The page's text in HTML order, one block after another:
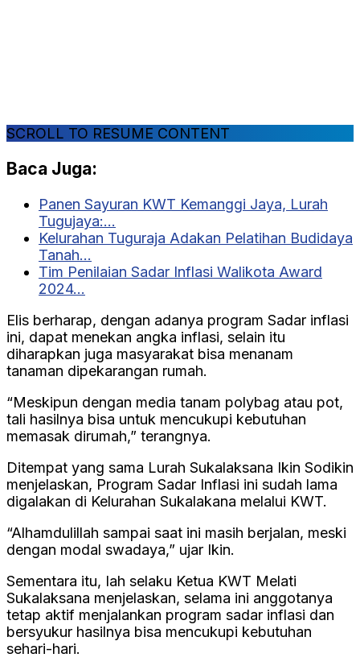
SCROLL TO RESUME CONTENT
Baca Juga:
Panen Sayuran KWT Kemanggi Jaya, Lurah
Tugujaya:…
Kelurahan Tuguraja Adakan Pelatihan Budidaya
Tanah…
Tim Penilaian Sadar Inflasi Walikota Award
2024…
Elis berharap, dengan adanya program Sadar inflasi
ini, dapat menekan angka inflasi, selain itu
diharapkan juga masyarakat bisa menanam
tanaman dipekarangan rumah.
“Meskipun dengan media tanam polybag atau pot,
tali hasilnya bisa untuk mencukupi kebutuhan
memasak dirumah,” terangnya.
Ditempat yang sama Lurah Sukalaksana Ikin Sodikin
menjelaskan, Program Sadar Inflasi ini sudah lama
digalakan di Kelurahan Sukalakana melalui KWT.
“Alhamdulillah sampai saat ini masih berjalan, meski
dengan modal swadaya,” ujar Ikin.
Sementara itu, Iah selaku Ketua KWT Melati
Sukalaksana menjelaskan, selama ini anggotanya
tetap aktif menjalankan program sadar inflasi dan
bersyukur hasilnya bisa mencukupi kebutuhan
sehari-hari.